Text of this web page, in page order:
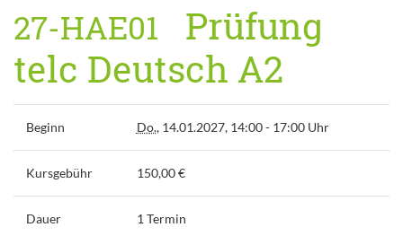
27-HAE01 Prüfung
telc Deutsch A2
Beginn Do., 14.01.2027, 14:00 - 17:00 Uhr
Kursgebühr 150,00 €
Dauer 1 Termin